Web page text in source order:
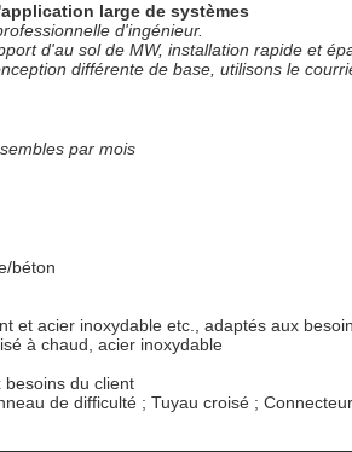
large de systèmes
d'ingénieur.
d'au sol de MW, installation rapide et
différente de base, utilisons le
par mois
béton
et acier inoxydable etc., adaptés aux
à chaud, acier inoxydable
du client
de difficulté ; Tuyau croisé ;